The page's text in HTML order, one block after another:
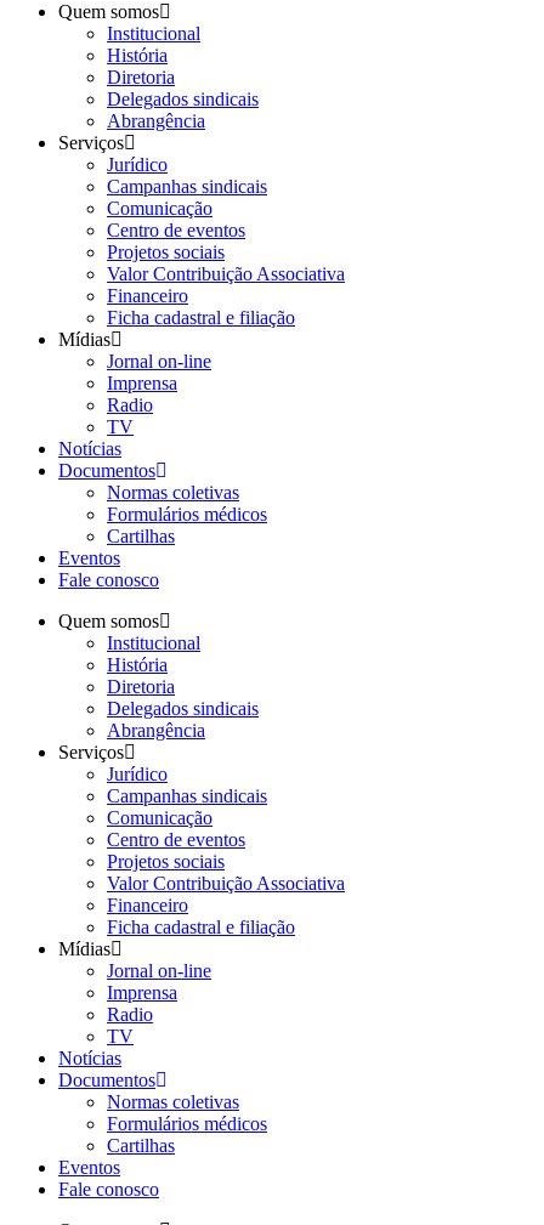
Quem somos
Institucional
História
Diretoria
Delegados sindicais
Abrangência
Serviços
Jurídico
Campanhas sindicais
Comunicação
Centro de eventos
Projetos sociais
Valor Contribuição Associativa
Financeiro
Ficha cadastral e filiação
Mídias
Jornal on-line
Imprensa
Radio
TV
Notícias
Documentos
Normas coletivas
Formulários médicos
Cartilhas
Eventos
Fale conosco
Quem somos
Institucional
História
Diretoria
Delegados sindicais
Abrangência
Serviços
Jurídico
Campanhas sindicais
Comunicação
Centro de eventos
Projetos sociais
Valor Contribuição Associativa
Financeiro
Ficha cadastral e filiação
Mídias
Jornal on-line
Imprensa
Radio
TV
Notícias
Documentos
Normas coletivas
Formulários médicos
Cartilhas
Eventos
Fale conosco